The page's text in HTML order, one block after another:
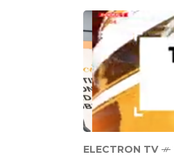
ELECTRON TV